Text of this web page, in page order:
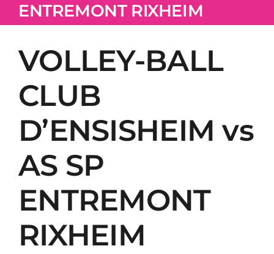
ENTREMONT RIXHEIM
VOLLEY-BALL
CLUB
D’ENSISHEIM vs
AS SP
ENTREMONT
RIXHEIM